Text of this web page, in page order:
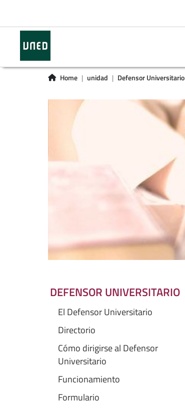
Home unidad Defensor Universitario
DEFENSOR UNIVERSITARIO
El Defensor Universitario
Directorio
Cómo dirigirse al Defensor
Universitario
Funcionamiento
Formulario